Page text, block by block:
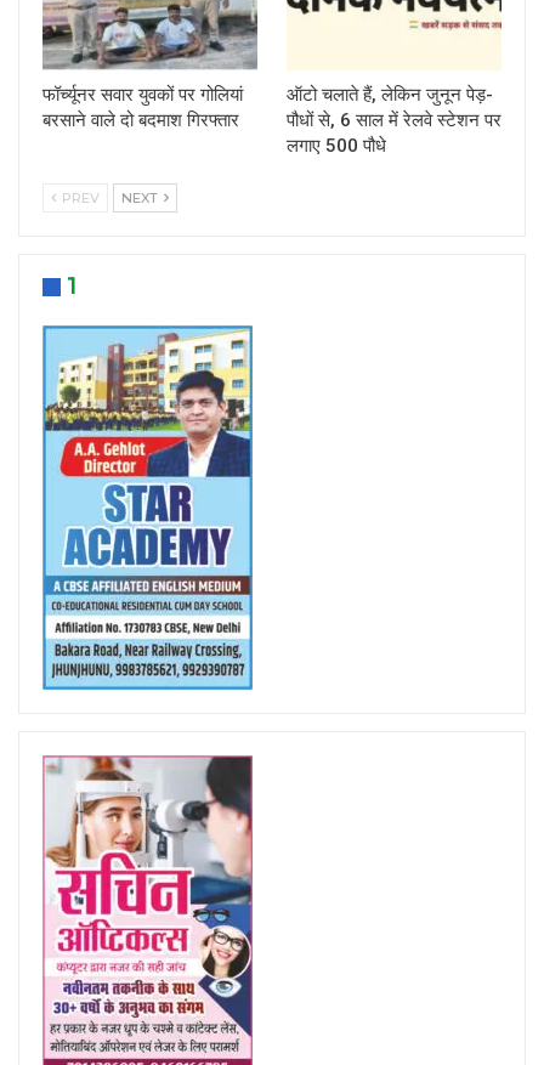
फॉर्च्यूनर सवार युवकों पर गोलियां
बरसाने वाले दो बदमाश गिरफ्तार
ऑटो चलाते हैं, लेकिन जुनून पेड़-
पौधों से, 6 साल में रेलवे स्टेशन पर
लगाए 500 पौधे
PREV NEXT
1